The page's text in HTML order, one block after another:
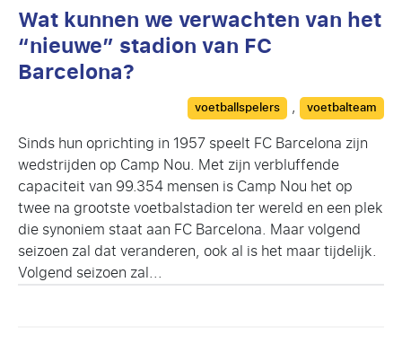
Wat kunnen we verwachten van het
“nieuwe” stadion van FC
Barcelona?
Categories
voetballspelers , voetbalteam
Sinds hun oprichting in 1957 speelt FC Barcelona zijn
wedstrijden op Camp Nou. Met zijn verbluffende
capaciteit van 99.354 mensen is Camp Nou het op
twee na grootste voetbalstadion ter wereld en een plek
die synoniem staat aan FC Barcelona. Maar volgend
seizoen zal dat veranderen, ook al is het maar tijdelijk.
Volgend seizoen zal...